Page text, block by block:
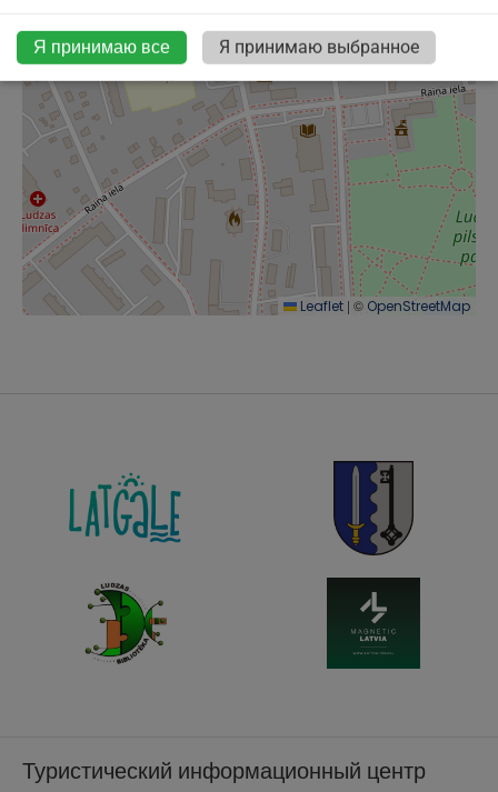
Leaflet | © OpenStreetMap
Туристический информационный центр
Я принимаю все Я принимаю выбранное